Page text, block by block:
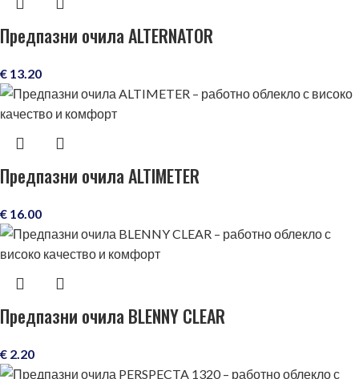
Предпазни очила ALTERNATOR
€ 13.20
Предпазни очила ALTIMETER
€ 16.00
Предпазни очила BLENNY CLEAR
€ 2.20